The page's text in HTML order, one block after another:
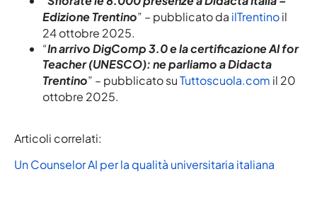
Edizione Trentino” – pubblicato da ilTrentinoil
24 ottobre 2025.
“In arrivo DigComp 3.0 e la certificazione AI for
Teacher (UNESCO): ne parliamo a Didacta
Trentino” – pubblicato suTuttoscuola.com il 20
ottobre 2025.
Articoli correlati:
Un Counselor AI per la qualità universitaria italiana